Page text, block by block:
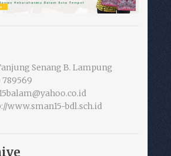
Senang B. Lampung
789569
www.sman15-bdl.sch.id